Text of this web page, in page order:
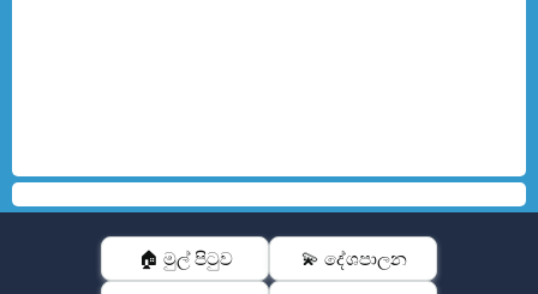
🏠 මුල් පිටුව 💫 දේශපාලන